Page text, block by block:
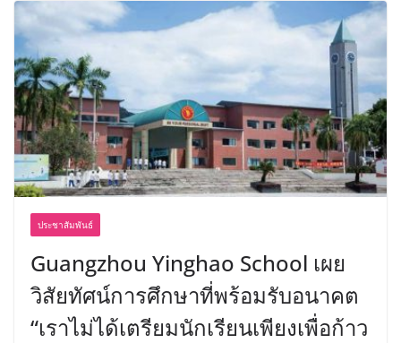
ประชาสัมพันธ์
Guangzhou Yinghao School เผย
วิสัยทัศน์การศึกษาที่พร้อมรับอนาคต
“เราไม่ได้เตรียมนักเรียนเพียงเพื่อก้าว